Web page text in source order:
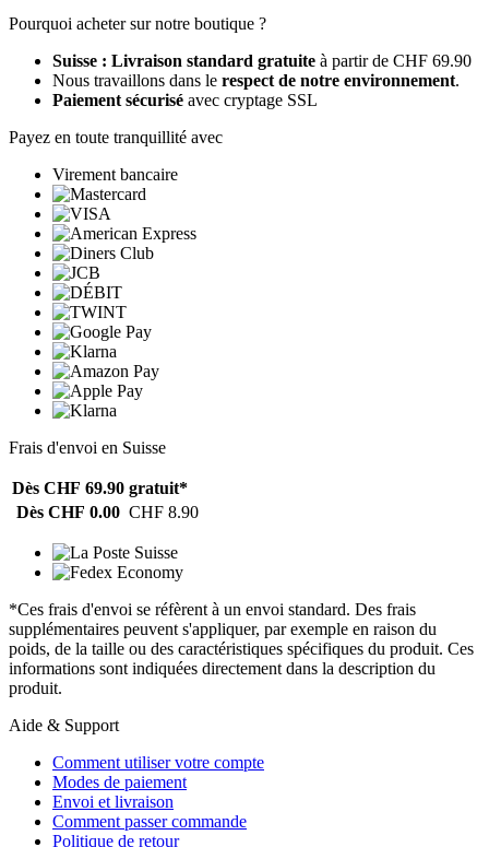
Pourquoi acheter sur notre boutique ?
Suisse : Livraison standard gratuite à partir de CHF 69.90
Nous travaillons dans le respect de notre environnement.
Paiement sécurisé avec cryptage SSL
Payez en toute tranquillité avec
Virement bancaire
Frais d'envoi en Suisse
Dès CHF 69.90 gratuit*
Dès CHF 0.00 CHF 8.90
*Ces frais d'envoi se réfèrent à un envoi standard. Des frais
supplémentaires peuvent s'appliquer, par exemple en raison du
poids, de la taille ou des caractéristiques spécifiques du produit. Ces
informations sont indiquées directement dans la description du
produit.
Aide & Support
Comment utiliser votre compte
Modes de paiement
Envoi et livraison
Comment passer commande
Politique de retour